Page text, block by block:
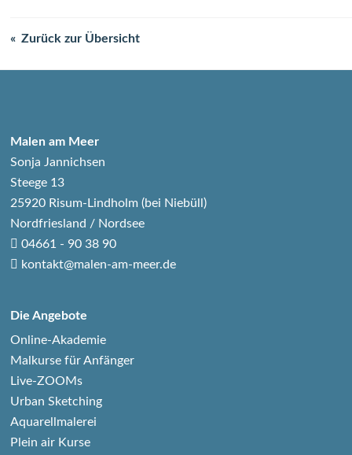
Zurück zur Übersicht
Malen am Meer
Sonja Jannichsen
Steege 13
25920 Risum-Lindholm (bei Niebüll)
Nordfriesland / Nordsee
04661 - 90 38 90
kontakt@malen-am-meer.de
Die Angebote
Online-Akademie
Malkurse für Anfänger
Live-ZOOMs
Urban Sketching
Aquarellmalerei
Plein air Kurse